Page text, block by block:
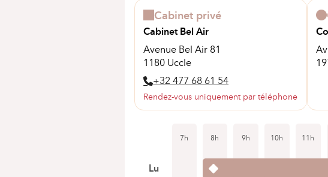
Cabinet privé
Cabinet Bel Air
Avenue Bel Air 81
1180 Uccle
+32 477 68 61 54
Rendez-vous uniquement par téléphone
7h 8h 9h 10h 11h
Lu